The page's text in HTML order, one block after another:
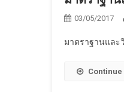
03/05/2017
มาตราฐานและ
Continue